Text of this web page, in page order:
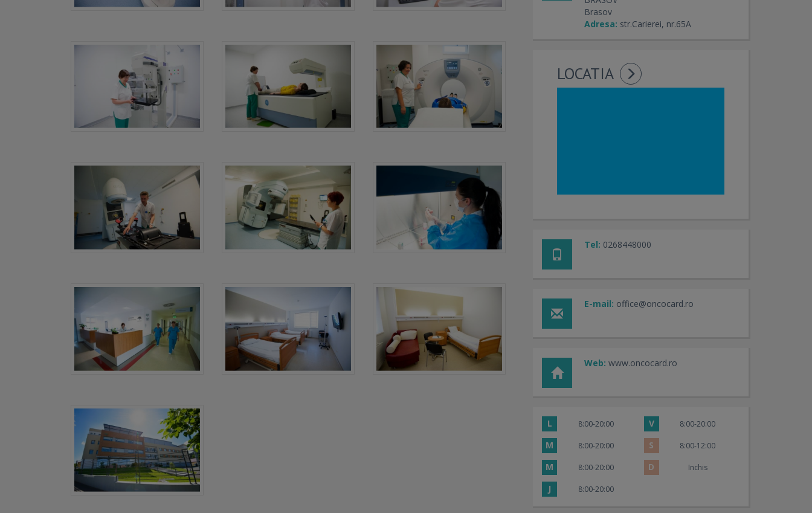
Brasov
Adresa: str.Carierei, nr.65A
LOCATIA
Tel: 0268448000
E-mail: office@oncocard.ro
Web: www.oncocard.ro
L 8:00-20:00 V 8:00-20:00
M 8:00-20:00 S 8:00-12:00
M 8:00-20:00 D Inchis
J 8:00-20:00